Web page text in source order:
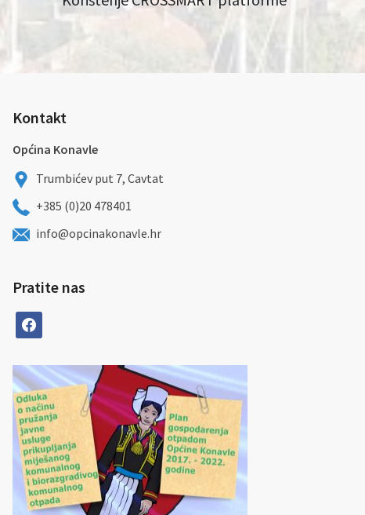
Kontakt
Općina Konavle
Trumbićev put 7, Cavtat
+385 (0)20 478401
info@opcinakonavle.hr
Pratite nas
facebook